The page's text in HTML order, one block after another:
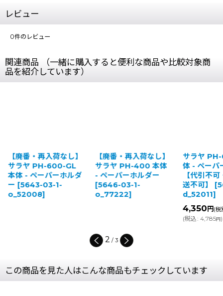
レビュー
0件のレビュー
関連商品 （一緒に購入すると便利な商品や比較対象商
品を紹介しています）
【廃番・再入荷なし】
サラヤ PH-600-GL
本体 - ペーパーホルダ
ー [5643-03-1-
o_52008]
【廃番・再入荷なし】
サラヤ PH-400 本体
- ペーパーホルダー
[5646-03-1-
o_77222]
サラヤ
体 - ペーパ
【代引不
送不可】
[
d_52011]
4,350円 (税
(税込: 4,785円)
2 / 3
この商品を見た人はこんな商品もチェックしています